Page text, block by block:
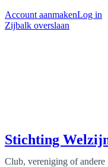
Account aanmakenLog in
Zijbalk overslaan
Stichting
Club, vereniging of andere